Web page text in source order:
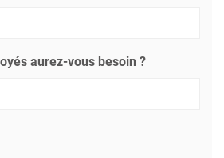
aurez-vous besoin ?